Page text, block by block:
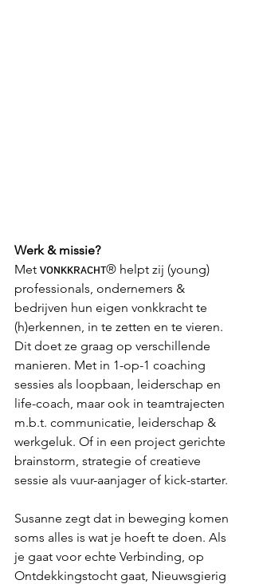
Werk & missie?
Met ᴠᴏɴᴋᴋʀᴀᴄʜᴛ® helpt zij (young)
professionals, ondernemers &
bedrijven hun eigen vonkkracht te
(h)erkennen, in te zetten en te vieren.
Dit doet ze graag op verschillende
manieren. Met in 1-op-1 coaching
sessies als loopbaan, leiderschap en
life-coach, maar ook in teamtrajecten
m.b.t. communicatie, leiderschap &
werkgeluk. Of in een project gerichte
brainstorm, strategie of creatieve
sessie als vuur-aanjager of kick-starter.
Susanne zegt dat in beweging komen
soms alles is wat je hoeft te doen. Als
je gaat voor echte Verbinding, op
Ontdekkingstocht gaat, Nieuwsgierig